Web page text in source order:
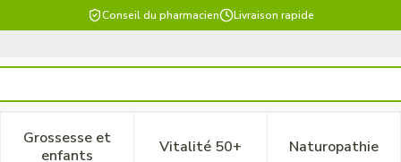
Conseil du pharmacien Livraison rapide
Beauté, soins et hygiène
menu pour la catégorie Régime, alimentation &
Grossesse et
enfantsAfficher le sous-menu pour la catégorie
Vitalité 50+Afficher le sous-menu pour la
Naturopathie
Afficher